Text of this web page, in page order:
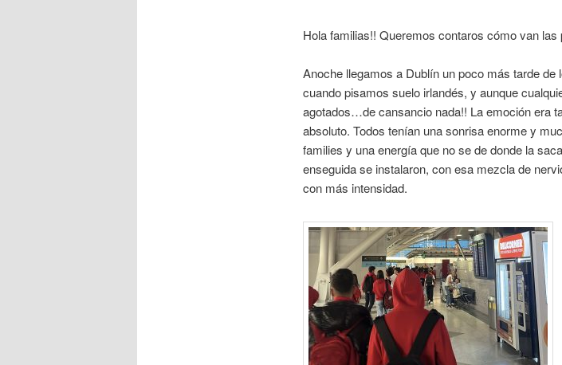
Hola familias!! Queremos contaros cómo van
Anoche llegamos a Dublín un poco más tarde
cuando pisamos suelo irlandés, y aunque
agotados…de cansancio nada!! La emoción era
absoluto. Todos tenían una sonrisa enorme y
families y una energía que no se de donde la
enseguida se instalaron, con esa mezcla de
con más intensidad.